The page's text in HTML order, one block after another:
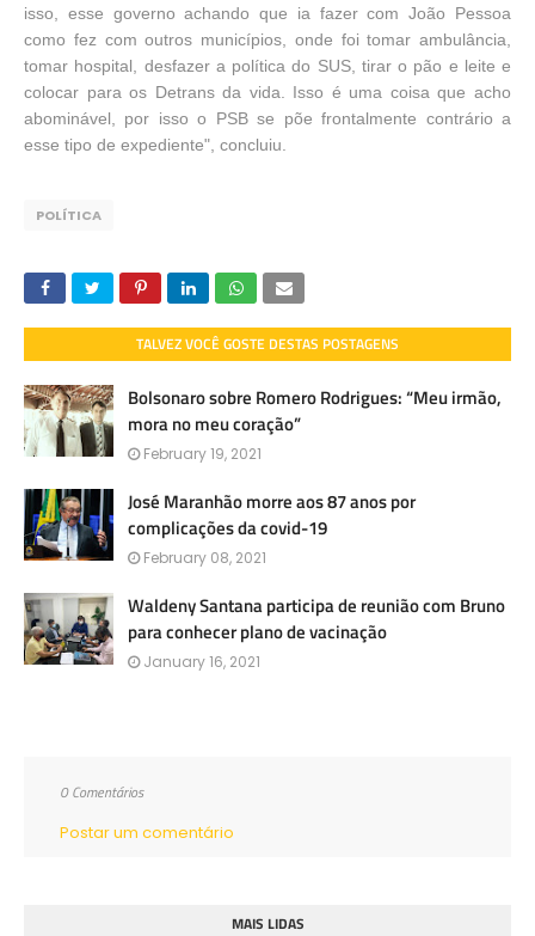
isso, esse governo achando que ia fazer com João Pessoa
como fez com outros municípios, onde foi tomar ambulância,
tomar hospital, desfazer a política do SUS, tirar o pão e leite e
colocar para os Detrans da vida. Isso é uma coisa que acho
abominável, por isso o PSB se põe frontalmente contrário a
esse tipo de expediente", concluiu.
POLÍTICA
TALVEZ VOCÊ GOSTE DESTAS POSTAGENS
Bolsonaro sobre Romero Rodrigues: “Meu irmão,
mora no meu coração”
February 19, 2021
José Maranhão morre aos 87 anos por
complicações da covid-19
February 08, 2021
Waldeny Santana participa de reunião com Bruno
para conhecer plano de vacinação
January 16, 2021
0 Comentários
Postar um comentário
MAIS LIDAS